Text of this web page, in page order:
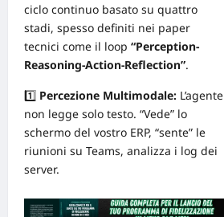
ciclo continuo basato su quattro
stadi, spesso definiti nei paper
tecnici come il loop “Perception-
Reasoning-Action-Reflection”.
1️⃣ Percezione Multimodale: L’agente
non legge solo testo. “Vede” lo
schermo del vostro ERP, “sente” le
riunioni su Teams, analizza i log dei
server.